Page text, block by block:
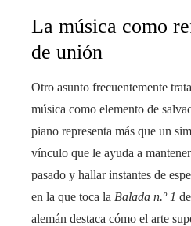
La música como
de unión
Otro asunto frecuentemente
música como elemento de
piano representa más que un
vínculo que le ayuda a
pasado y hallar instantes de
en la que toca la Balada n.º 1
alemán destaca cómo el arte